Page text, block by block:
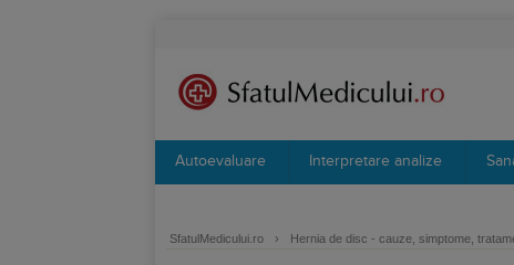
Autoevaluare Interpretare analize
SfatulMedicului.ro › Hernia de disc - cauze, simptome,